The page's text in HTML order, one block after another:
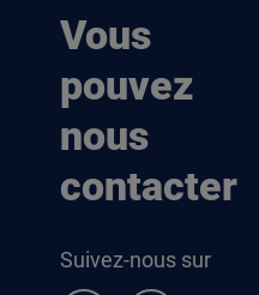
Vous
pouvez
nous
contacter
Suivez-nous sur